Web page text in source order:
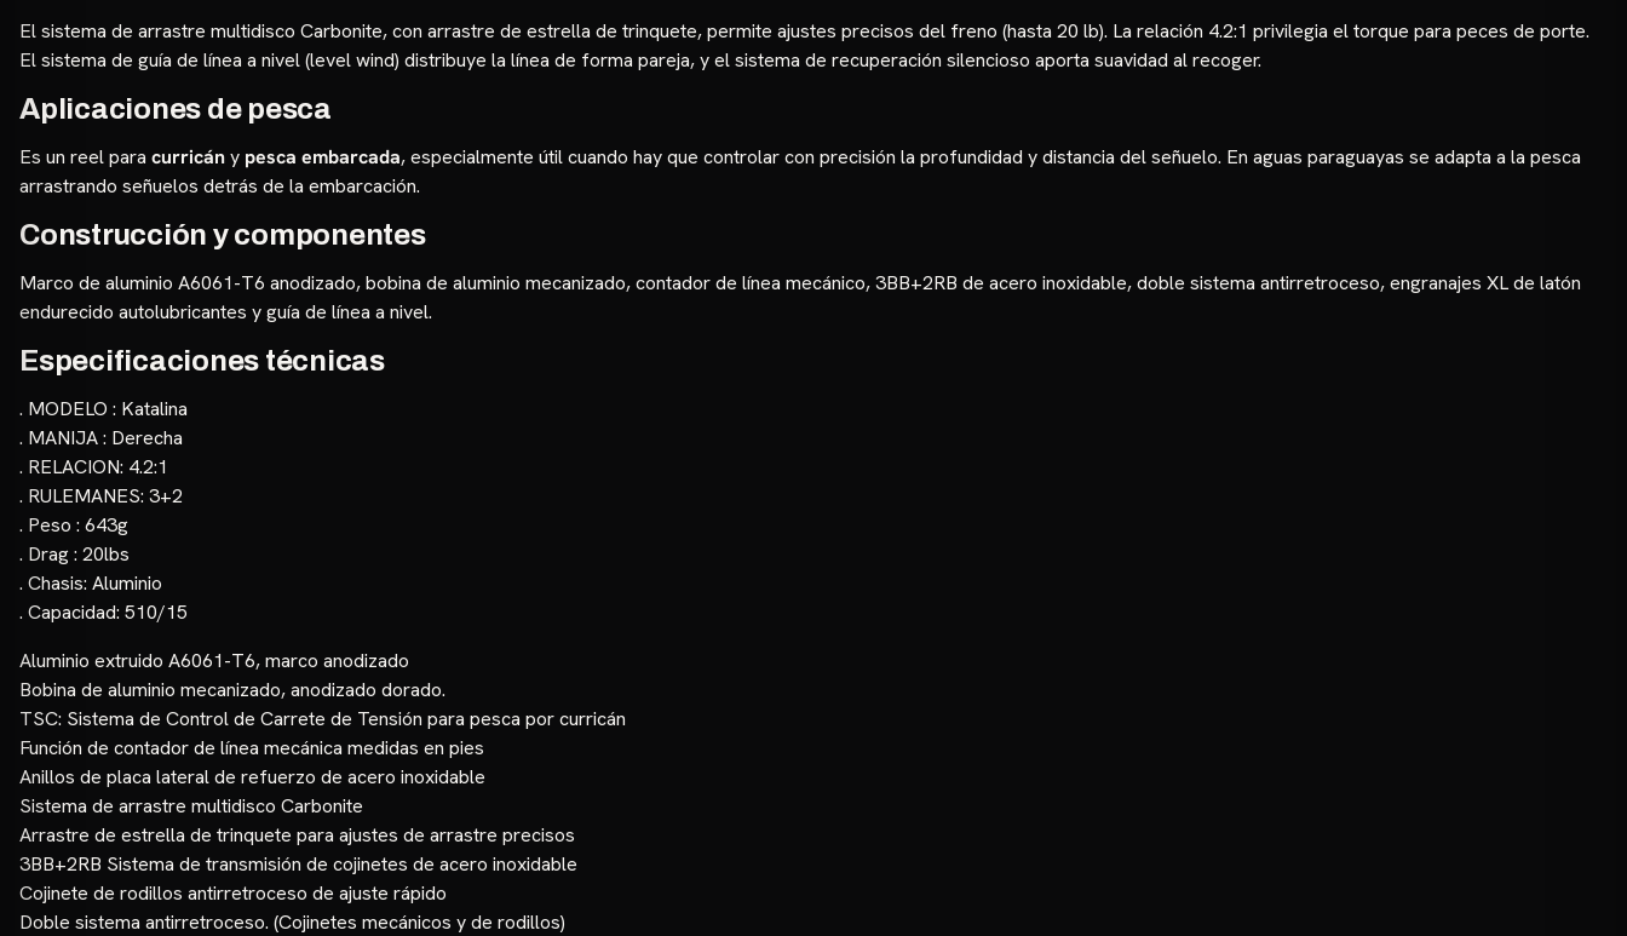
El sistema de arrastre multidisco Carbonite, con arrastre de estrella de trinquete, permite ajustes precisos del freno (hasta 20 lb). La relación 4.2:1 privilegia el torque para peces de porte.
El sistema de guía de línea a nivel (level wind) distribuye la línea de forma pareja, y el sistema de recuperación silencioso aporta suavidad al recoger.
Aplicaciones de pesca
Es un reel para curricány pesca embarcada, especialmente útil cuando hay que controlar con precisión la profundidad y distancia del señuelo. En aguas paraguayas se adapta a la pesca
arrastrando señuelos detrás de la embarcación.
Construcción y componentes
Marco de aluminio A6061-T6 anodizado, bobina de aluminio mecanizado, contador de línea mecánico, 3BB+2RB de acero inoxidable, doble sistema antirretroceso, engranajes XL de latón
endurecido autolubricantes y guía de línea a nivel.
Especificaciones técnicas
. MODELO : Katalina
. MANIJA : Derecha
. RELACION: 4.2:1
. RULEMANES: 3+2
. Peso : 643g
. Drag : 20lbs
. Chasis: Aluminio
. Capacidad: 510/15
Aluminio extruido A6061-T6, marco anodizado
Bobina de aluminio mecanizado, anodizado dorado.
TSC: Sistema de Control de Carrete de Tensión para pesca por curricán
Función de contador de línea mecánica medidas en pies
Anillos de placa lateral de refuerzo de acero inoxidable
Sistema de arrastre multidisco Carbonite
Arrastre de estrella de trinquete para ajustes de arrastre precisos
3BB+2RB Sistema de transmisión de cojinetes de acero inoxidable
Cojinete de rodillos antirretroceso de ajuste rápido
Doble sistema antirretroceso. (Cojinetes mecánicos y de rodillos)